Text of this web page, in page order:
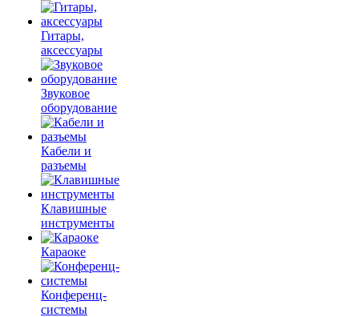
Гитары,
аксессуары
Звуковое
оборудование
Кабели и
разъемы
Клавишные
инструменты
Караоке
Конференц-
системы